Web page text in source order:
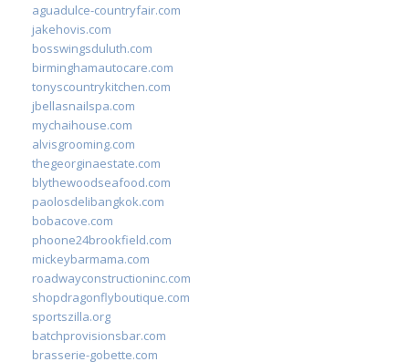
aguadulce-countryfair.com
jakehovis.com
bosswingsduluth.com
birminghamautocare.com
tonyscountrykitchen.com
jbellasnailspa.com
mychaihouse.com
alvisgrooming.com
thegeorginaestate.com
blythewoodseafood.com
paolosdelibangkok.com
bobacove.com
phoone24brookfield.com
mickeybarmama.com
roadwayconstructioninc.com
shopdragonflyboutique.com
sportszilla.org
batchprovisionsbar.com
brasserie-gobette.com